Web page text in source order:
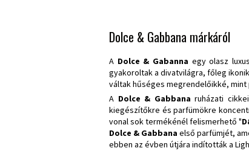
Dolce & Gabbana márkáról
A Dolce & Gabanna egy olasz
gyakoroltak a divatvilágra, főleg
váltak hűséges megrendelőikké, mint
A Dolce & Gabbana ruházati
kiegészítőkre és parfümökre
vonal sok termékénél felismerhető "
Dolce & Gabbana első parfümjét,
ebben az évben útjára indították a